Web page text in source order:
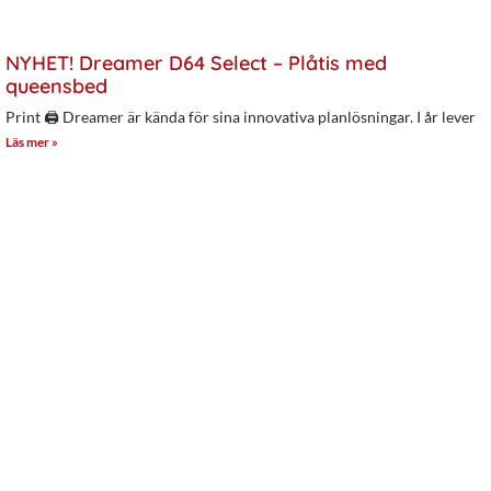
NYHET! Dreamer D64 Select – Plåtis med
queensbed
Print 🖨 Dreamer är kända för sina innovativa planlösningar. I år lever
Läs mer »